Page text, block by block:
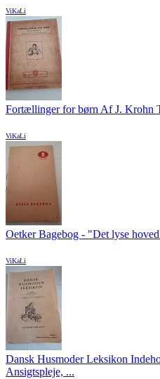
ViKaLi
Fortællinger for børn Af J. Krohn
ViKaLi
Oetker Bagebog - "Det lyse
ViKaLi
Dansk Husmoder Leksikon
Ansigtspleje, ...